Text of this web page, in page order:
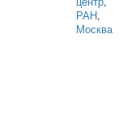
РАН,
Москва